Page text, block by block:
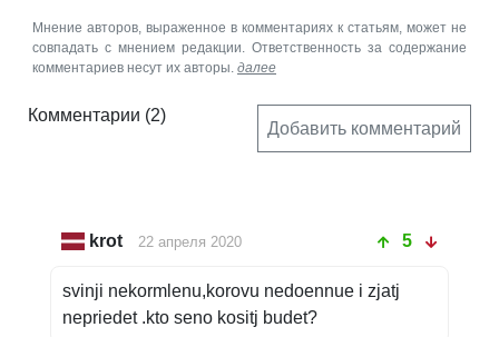
Мнение авторов, выраженное в комментариях к статьям, может не
совпадать с мнением редакции. Ответственность за содержание
комментариев несут их авторы. далее
Комментарии (2)
Добавить комментарий
krot 22 апреля 2020 5
svinji nekormlenu,korovu nedoennue i zjatj
nepriedet .kto seno kositj budet?